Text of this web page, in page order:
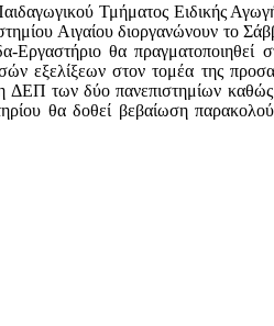
Τμήματος Ειδικής
Αιγαίου διοργανώνουν το
Εργαστήριο θα
εξελίξεων στον τομέα της
των δύο πανεπιστημίων
θα δοθεί βεβαίωση